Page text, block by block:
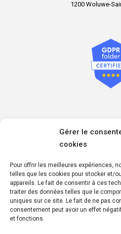
Gérer le
cookies
Pour offrir les meilleures expériences,
telles que les cookies pour stocker et/
appareils. Le fait de consentir à ces
traiter des données telles que le
uniques sur ce site. Le fait de ne pas
consentement peut avoir un effet
et fonctions.
1200 Woluwe-
Politique de
Politique de respect des